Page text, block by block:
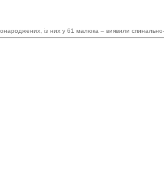
із них у 61 малюка – виявили